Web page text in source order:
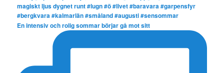
En intensiv och rolig sommar börjar gå mot sitt